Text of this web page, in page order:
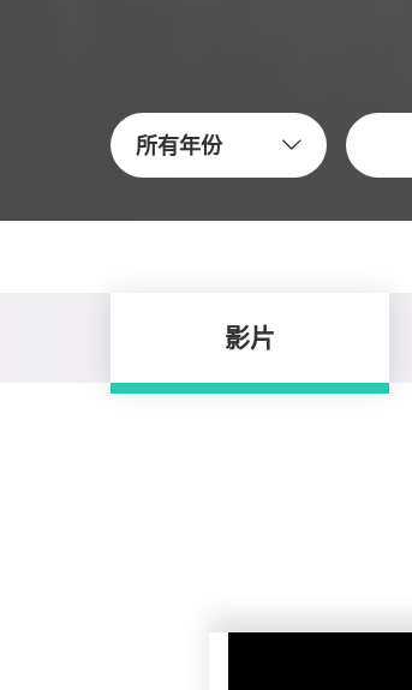
所有年份
关键字
影片